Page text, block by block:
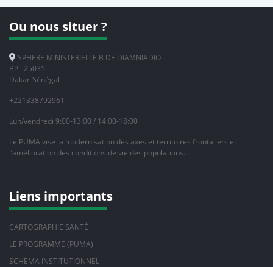
Ou nous situer ?
SPHERE MINISTERIELLE B DE DIAMNIADIO
BP : 25031
Dakar-Sénégal
+221338792961
Lun/vendredi 9:00-13:00 / 14:00-18:00
Le PUMA vise la modernisation des axes et territoires frontaliers et
l’amélioration des conditions de vie des populations….
Liens importants
CARTOGRAPHIE SANTÉ
LE PROGRAMME (PUMA)
SCHÉMA INSTITUTIONNEL